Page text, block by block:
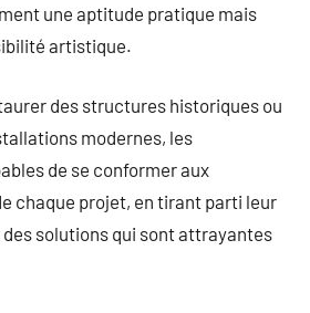
une aptitude pratique mais
artistique.
des structures historiques ou
modernes, les
de se conformer aux
chaque projet, en tirant parti leur
solutions qui sont attrayantes